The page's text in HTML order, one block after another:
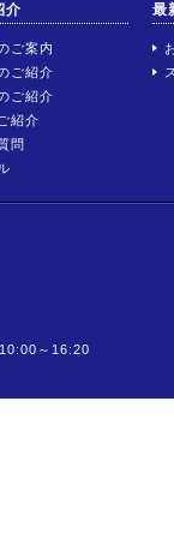
介
ご案内
ご紹介
ご紹介
紹介
問
最
～16:20